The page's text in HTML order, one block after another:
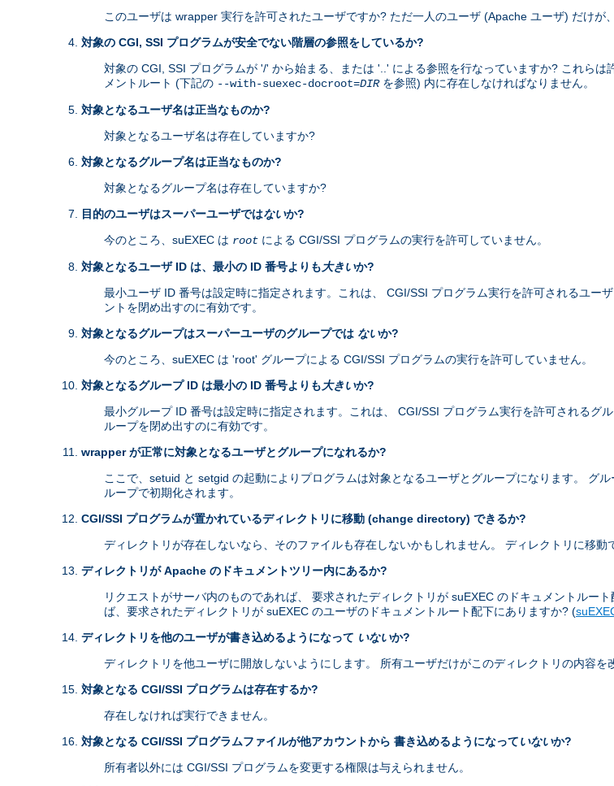
このユーザは wrapper 実行を許可されたユーザですか? ただ一人のユーザ (Apache ユーザ) だけが
対象の CGI, SSI プログラムが安全でない階層の参照をしているか?
対象の CGI, SSI プログラムが '/' から始まる、または '..' による参照を行なっていますか? これらは
メントルート (下記の --with-suexec-docroot=DIRを参照) 内に存在しなければなりません。
対象となるユーザ名は正当なものか?
対象となるユーザ名は存在していますか?
対象となるグループ名は正当なものか?
対象となるグループ名は存在していますか?
目的のユーザはスーパーユーザではないか?
今のところ、suEXEC は root による CGI/SSI プログラムの実行を許可していません。
対象となるユーザ ID は、最小の ID 番号よりも大きいか?
最小ユーザ ID 番号は設定時に指定されます。これは、 CGI/SSI プログラム実行を許可されるユー
ントを閉め出すのに有効です。
対象となるグループはスーパーユーザのグループでは ないか?
今のところ、suEXEC は 'root' グループによる CGI/SSI プログラムの実行を許可していません。
対象となるグループ ID は最小の ID 番号よりも大きいか?
最小グループ ID 番号は設定時に指定されます。これは、 CGI/SSI プログラム実行を許可されるグ
ループを閉め出すのに有効です。
wrapper が正常に対象となるユーザとグループになれるか?
ここで、setuid と setgid の起動によりプログラムは対象となるユーザとグループになります。 グ
ループで初期化されます。
CGI/SSI プログラムが置かれているディレクトリに移動 (change directory) できるか?
ディレクトリが存在しないなら、そのファイルも存在しないかもしれません。 ディレクトリに移動
ディレクトリが Apache のドキュメントツリー内にあるか?
リクエストがサーバ内のものであれば、 要求されたディレクトリが suEXEC のドキュメントルー
ば、要求されたディレクトリが suEXEC のユーザのドキュメントルート配下にありますか? (
ディレクトリを他のユーザが書き込めるようになって いないか?
ディレクトリを他ユーザに開放しないようにします。 所有ユーザだけがこのディレクトリの内容を
対象となる CGI/SSI プログラムは存在するか?
存在しなければ実行できません。
対象となる CGI/SSI プログラムファイルが他アカウントから 書き込めるようになっていないか?
所有者以外には CGI/SSI プログラムを変更する権限は与えられません。